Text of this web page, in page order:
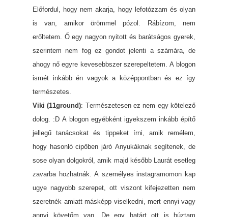
Előfordul, hogy nem akarja, hogy lefotózzam és olyan
is van, amikor örömmel pózol. Rábízom, nem
erőltetem. Ő egy nagyon nyitott és barátságos gyerek,
szerintem nem fog ez gondot jelenti a számára, de
ahogy nő egyre kevesebbszer szerepeltetem. A blogon
ismét inkább én vagyok a középpontban és ez így
természetes.
Viki (11ground): Természetesen ez nem egy kötelező
dolog. :D A blogon egyébként igyekszem inkább építő
jellegű tanácsokat és tippeket írni, amik remélem,
hogy hasonló cipőben járó Anyukáknak segítenek, de
sose olyan dolgokról, amik majd később Laurát esetleg
zavarba hozhatnák. A személyes instagramomon kap
ugye nagyobb szerepet, ott viszont kifejezetten nem
szeretnék amiatt másképp viselkedni, mert ennyi vagy
annyi követőm van. De egy határt ott is húztam